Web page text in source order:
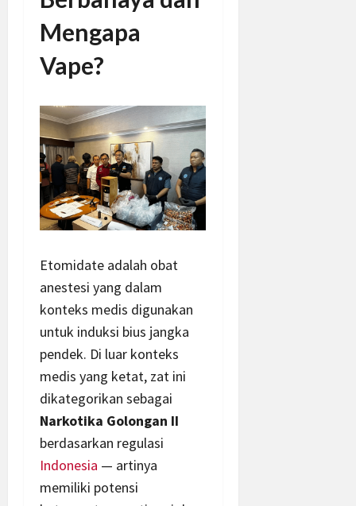
Mengapa
Vape?
Etomidate adalah obat
anestesi yang dalam
konteks medis digunakan
untuk induksi bius jangka
pendek. Di luar konteks
medis yang ketat, zat ini
dikategorikan sebagai
Narkotika Golongan II
berdasarkan regulasi
Indonesia — artinya
memiliki potensi